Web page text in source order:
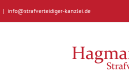
| info@strafverteidiger-kanzlei.de